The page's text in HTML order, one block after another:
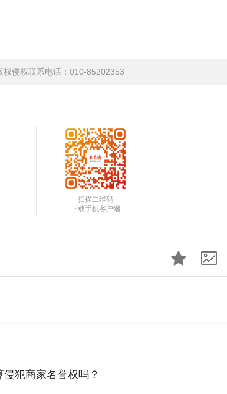
侵权联系电话：010-85202353
扫描二维码
下载手机客户端
犯商家名誉权吗？